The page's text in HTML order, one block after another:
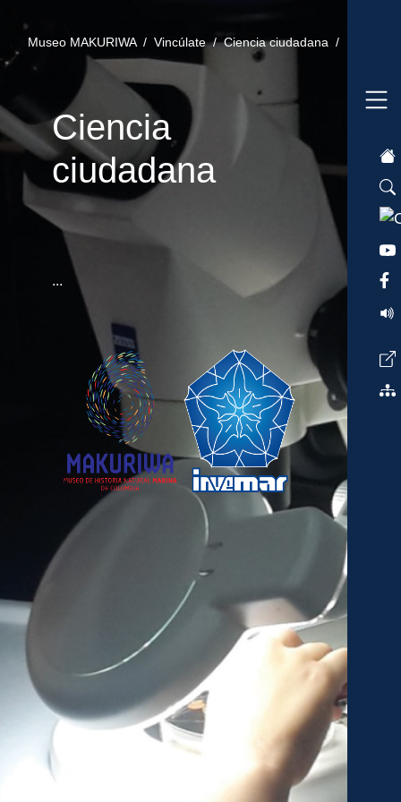
Museo MAKURIWA /Vincúlate /Ciencia ciudadana /
Ciencia
ciudadana
...